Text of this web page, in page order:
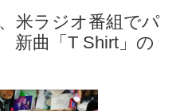
米ラジオ番組でパ
新曲「T Shirt」の